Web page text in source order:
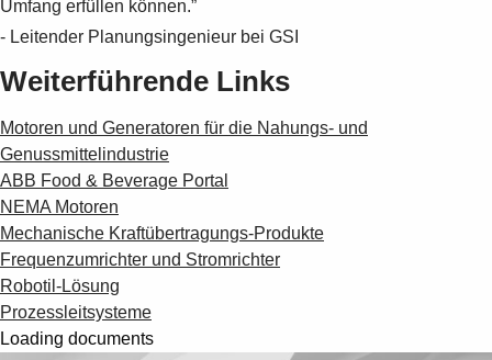
Umfang erfüllen können.”
- Leitender Planungsingenieur bei GSI
Weiterführende Links
Motoren und Generatoren für die Nahungs- und
Genussmittelindustrie
ABB Food & Beverage Portal
NEMA Motoren
Mechanische Kraftübertragungs-Produkte
Frequenzumrichter und Stromrichter
Robotil-Lösung
Prozessleitsysteme
Loading documents